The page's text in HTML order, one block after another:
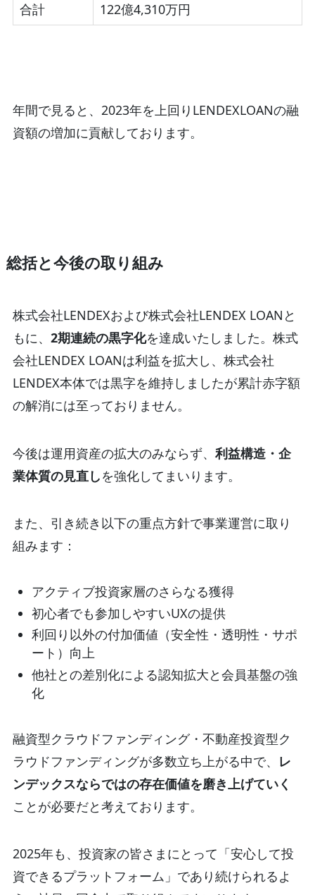
合計 122億4,310万円
年間で見ると、2023年を上回りLENDEXLOANの融
資額の増加に貢献しております。
総括と今後の取り組み
株式会社LENDEXおよび株式会社LENDEX LOANと
もに、 2期連続の黒字化を達成いたしました。株式
会社LENDEX LOANは利益を拡大し、株式会社
LENDEX本体では黒字を維持しましたが累計赤字額
の解消には至っておりません。
今後は運用資産の拡大のみならず、 利益構造・企
業体質の見直しを強化してまいります。
また、引き続き以下の重点方針で事業運営に取り
組みます：
アクティブ投資家層のさらなる獲得
初心者でも参加しやすいUXの提供
利回り以外の付加価値（安全性・透明性・サポ
ート）向上
他社との差別化による認知拡大と会員基盤の強
化
融資型クラウドファンディング・不動産投資型ク
ラウドファンディングが多数立ち上がる中で、 レ
ンデックスならではの存在価値を磨き上げていく
ことが必要だと考えております。
2025年も、投資家の皆さまにとって「安心して投
資できるプラットフォーム」であり続けられるよ